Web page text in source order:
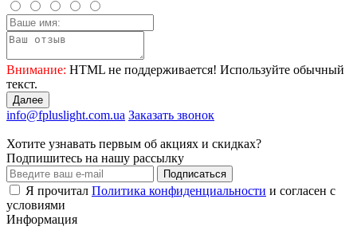
Внимание: HTML не поддерживается! Используйте обычный
текст.
Далее
info@fpluslight.com.ua Заказать звонок
Хотите узнавать первым об акциях и скидках?
Подпишитесь на нашу рассылку
Подписаться
Я прочитал Политика конфиденциальности и согласен с
условиями
Информация